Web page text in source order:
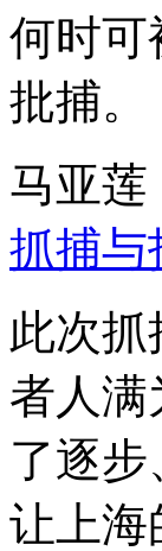
何时可
批捕。
马亚莲
抓捕与
此次
者人满
了逐
让上海